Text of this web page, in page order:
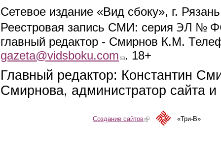
Сетевое издание «Вид сбоку», г.
Реестровая запись СМИ: серия ЭЛ №
главный редактор - Смирнов К.М.
gazeta@vidsboku.com (link sends e-mail)
. 18+
Главный редактор: Константин
Смирнова, администратор сайта
Создание сайтов(link is external)«Три-В»